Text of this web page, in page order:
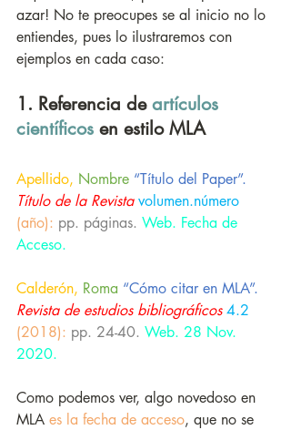
azar! No te preocupes se al inicio no lo
entiendes, pues lo ilustraremos con
ejemplos en cada caso:
1. Referencia de artículos
científicos en estilo MLA
Apellido, Nombre “Título del Paper”.
Título de la Revista volumen.número
(año): pp. páginas. Web. Fecha de
Acceso.
Calderón, Roma “Cómo citar en MLA”.
Revista de estudios bibliográficos 4.2
(2018): pp. 24-40. Web. 28 Nov.
2020.
Como podemos ver, algo novedoso en
MLA es la fecha de acceso, que no se